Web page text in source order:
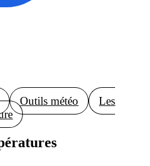
Outils météo
Les